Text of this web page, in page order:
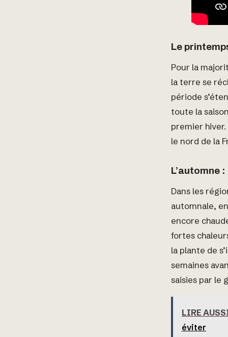
Le
Pour la
la terre se
période
toute la
premier
le nord de la
L’automne
Dans les
automnale,
encore
fortes
la plante de
semaines
saisies par le
LIRE
éviter